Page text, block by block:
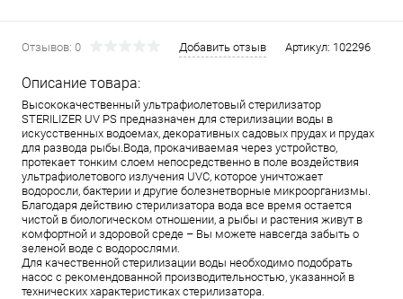
Отзывов: 0 Добавить отзыв Артикул: 102296
Описание товара:
Высококачественный ультрафиолетовый стерилизатор
STERILIZER UV PS предназначен для стерилизации воды в
искусственных водоемах, декоративных садовых прудах и прудах
для развода рыбы.Вода, прокачиваемая через устройство,
протекает тонким слоем непосредственно в поле воздействия
ультрафиолетового излучения UVC, которое уничтожает
водоросли, бактерии и другие болезнетворные микроорганизмы.
Благодаря действию стерилизатора вода все время остается
чистой в биологическом отношении, а рыбы и растения живут в
комфортной и здоровой среде – Вы можете навсегда забыть о
зеленой воде с водорослями.
Для качественной стерилизации воды необходимо подобрать
насос с рекомендованной производительностью, указанной в
технических характеристиках стерилизатора.